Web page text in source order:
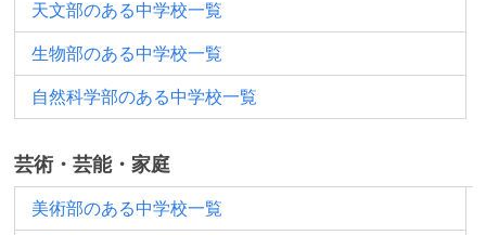
天文部のある中学校一覧
生物部のある中学校一覧
自然科学部のある中学校一覧
芸術・芸能・家庭
美術部のある中学校一覧